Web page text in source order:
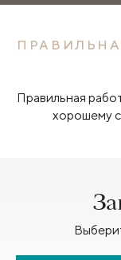
Правильная
хорошему